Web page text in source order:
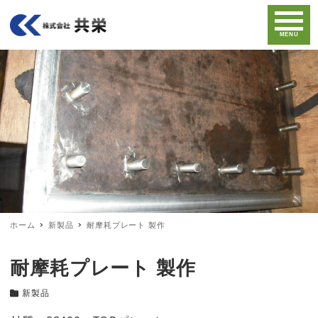
MENU
ホーム 新製品 耐摩耗プレート 製作
耐摩耗プレート 製作
カテゴリー
新製品